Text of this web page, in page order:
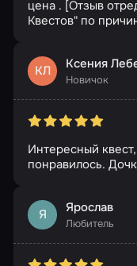
цена . [Отзыв
Квестов" по
КЛ Ксения
Новичок
Интересный
понравилось.
Я Ярослав
Любитель